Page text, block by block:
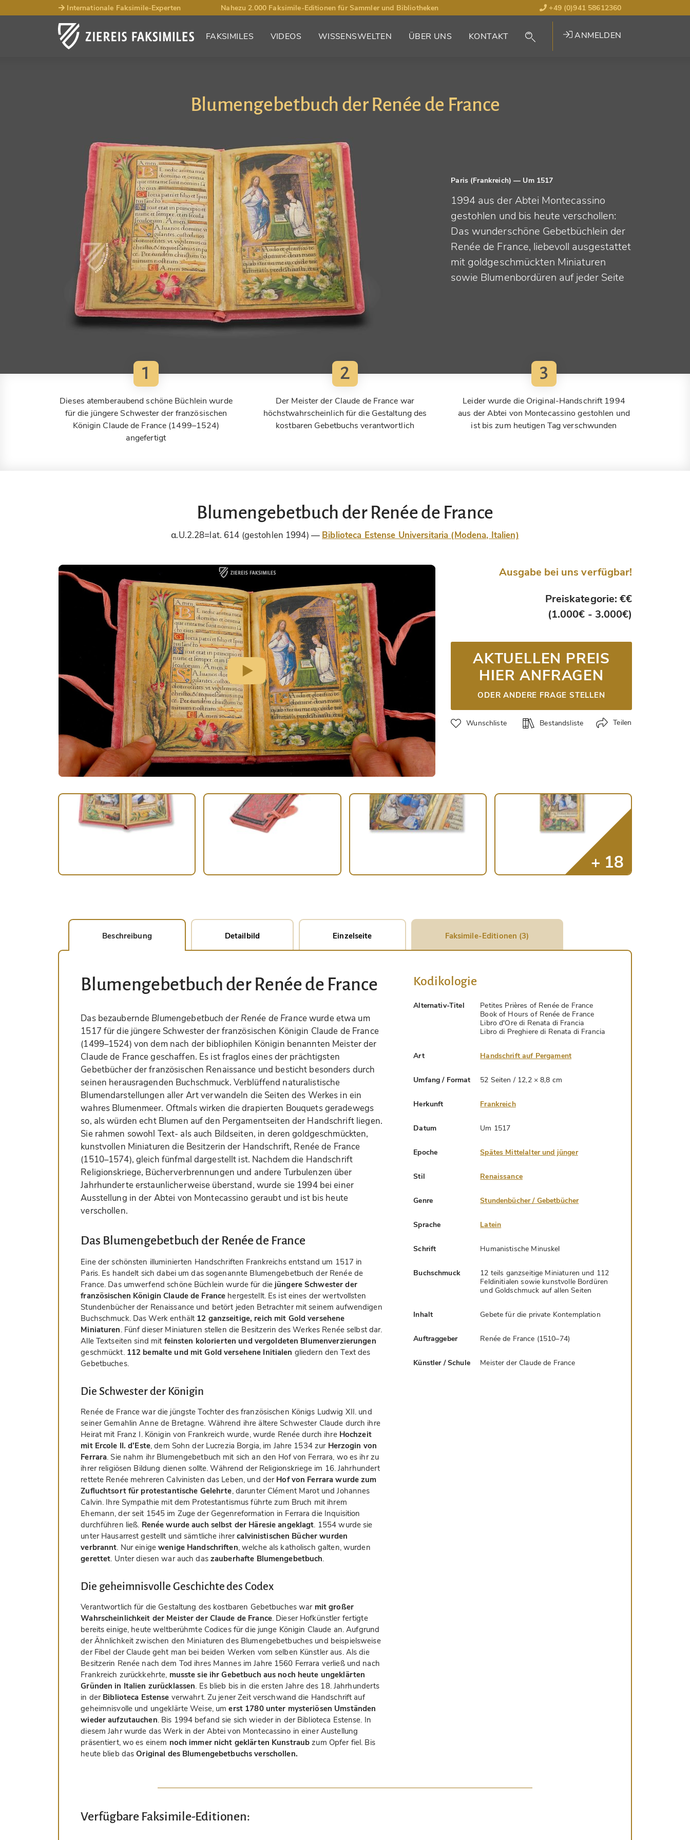
Internationale Faksimile-Experten Nahezu 2.000 Faksimile-Editionen für Sammler und Bibliotheken +49 (0)941 58612360
FAKSIMILES VIDEOS WISSENSWELTEN ÜBER UNS KONTAKT ANMELDEN
Blumengebetbuch der Renée de France
Paris (Frankreich)— Um 1517
1994 aus der Abtei Montecassino
gestohlen und bis heute verschollen:
Das wunderschöne Gebetbüchlein der
Renée de France, liebevoll ausgestattet
mit goldgeschmückten Miniaturen
sowie Blumenbordüren auf jeder Seite
1
Dieses atemberaubend schöne Büchlein wurde
für die jüngere Schwester der französischen
Königin Claude de France (1499–1524)
angefertigt
2
Der Meister der Claude de France war
höchstwahrscheinlich für die Gestaltung des
kostbaren Gebetbuchs verantwortlich
3
Leider wurde die Original-Handschrift 1994
aus der Abtei von Montecassino gestohlen und
ist bis zum heutigen Tag verschwunden
Blumengebetbuch der Renée de France
α.U.2.28=lat. 614 (gestohlen 1994) Biblioteca Estense Universitaria (Modena, Italien)
Ausgabe bei uns verfügbar!
Preiskategorie: €€
(1.000€ - 3.000€)
AKTUELLEN PREIS
HIER ANFRAGEN
ODER ANDERE FRAGE STELLEN
Wunschliste Bestandsliste Teilen
Beschreibung Detailbild Einzelseite Faksimile-Editionen (3)
Blumengebetbuch der Renée de France
Das bezaubernde Blumengebetbuch der Renée de Francewurde etwa um
1517 für die jüngere Schwester der französischen Königin Claude de France
(1499–1524) von dem nach der bibliophilen Königin benannten Meister der
Claude de France geschaffen. Es ist fraglos eines der prächtigsten
Gebetbücher der französischen Renaissance und besticht besonders durch
seinen herausragenden Buchschmuck. Verblüffend naturalistische
Blumendarstellungen aller Art verwandeln die Seiten des Werkes in ein
wahres Blumenmeer. Oftmals wirken die drapierten Bouquets geradewegs
so, als würden echt Blumen auf den Pergamentseiten der Handschrift liegen.
Sie rahmen sowohl Text- als auch Bildseiten, in deren goldgeschmückten,
kunstvollen Miniaturen die Besitzerin der Handschrift, Renée de France
(1510–1574), gleich fünfmal dargestellt ist. Nachdem die Handschrift
Religionskriege, Bücherverbrennungen und andere Turbulenzen über
Jahrhunderte erstaunlicherweise überstand, wurde sie 1994 bei einer
Ausstellung in der Abtei von Montecassino geraubt und ist bis heute
verschollen.
Das Blumengebetbuch der Renée de France
Eine der schönsten illuminierten Handschriften Frankreichs entstand um 1517 in
Paris. Es handelt sich dabei um das sogenannte Blumengebetbuch der Renée de
France. Das umwerfend schöne Büchlein wurde für diejüngere Schwester der
französischen Königin Claude de France hergestellt. Es ist eines der wertvollsten
Stundenbücher der Renaissance und betört jeden Betrachter mit seinem aufwendigen
Buchschmuck. Das Werk enthält 12 ganzseitige, reich mit Gold versehene
Miniaturen. Fünf dieser Miniaturen stellen die Besitzerin des Werkes Renée selbst dar.
Alle Textseiten sind mit feinsten kolorierten und vergoldeten Blumenverzierungen
geschmückt. 112 bemalte und mit Gold versehene Initialen gliedern den Text des
Gebetbuches.
Die Schwester der Königin
Renée de France war die jüngste Tochter des französischen Königs Ludwig XII. und
seiner Gemahlin Anne de Bretagne. Während ihre ältere Schwester Claude durch ihre
Heirat mit Franz I. Königin von Frankreich wurde, wurde Renée durch ihre Hochzeit
mit Ercole II. d’Este, dem Sohn der Lucrezia Borgia, im Jahre 1534 zur Herzogin von
Ferrara. Sie nahm ihr Blumengebetbuch mit sich an den Hof von Ferrara, wo es ihr zu
ihrer religiösen Bildung dienen sollte. Während der Religionskriege im 16. Jahrhundert
rettete Renée mehreren Calvinisten das Leben, und der Hof von Ferrara wurde zum
Zufluchtsort für protestantische Gelehrte, darunter Clément Marot und Johannes
Calvin. Ihre Sympathie mit dem Protestantismus führte zum Bruch mit ihrem
Ehemann, der seit 1545 im Zuge der Gegenreformation in Ferrara die Inquisition
durchführen ließ. Renée wurde auch selbst der Häresie angeklagt. 1554 wurde sie
unter Hausarrest gestellt und sämtliche ihrercalvinistischen Bücher wurden
verbrannt. Nur einigewenige Handschriften, welche als katholisch galten, wurden
gerettet. Unter diesen war auch das zauberhafte Blumengebetbuch.
Die geheimnisvolle Geschichte des Codex
Verantwortlich für die Gestaltung des kostbaren Gebetbuches war mit großer
Wahrscheinlichkeit der Meister der Claude de France. Dieser Hofkünstler fertigte
bereits einige, heute weltberühmte Codices für die junge Königin Claude an. Aufgrund
der Ähnlichkeit zwischen den Miniaturen des Blumengebetbuches und beispielsweise
der Fibel der Claude geht man bei beiden Werken vom selben Künstler aus. Als die
Besitzerin Renée nach dem Tod ihres Mannes im Jahre 1560 Ferrara verließ und nach
Frankreich zurückkehrte, musste sie ihr Gebetbuch aus noch heute ungeklärten
Gründen in Italien zurücklassen. Es blieb bis in die ersten Jahre des 18. Jahrhunderts
in der Biblioteca Estense verwahrt. Zu jener Zeit verschwand die Handschrift auf
geheimnisvolle und ungeklärte Weise, umerst 1780 unter mysteriösen Umständen
wieder aufzutauchen. Bis 1994 befand sie sich wieder in der Biblioteca Estense. In
diesem Jahr wurde das Werk in der Abtei von Montecassino in einer Austellung
präsentiert, wo es einem noch immer nicht geklärten Kunstraub zum Opfer fiel. Bis
heute blieb dasOriginal des Blumengebetbuchs verschollen.
Kodikologie
Alternativ-Titel
Petites Prières of Renée de France
Book of Hours of Renée de France
Libro d'Ore di Renata di Francia
Libro di Preghiere di Renata di Francia
Art Handschrift auf Pergament
Umfang / Format 52 Seiten / 12,2 × 8,8 cm
Herkunft Frankreich
Datum Um 1517
Epoche Spätes Mittelalter und jünger
Stil Renaissance
Genre Stundenbücher / Gebetbücher
Sprache Latein
Schrift Humanistische Minuskel
Buchschmuck
12 teils ganzseitige Miniaturen und 112
Feldinitialen sowie kunstvolle Bordüren
und Goldschmuck auf allen Seiten
Inhalt Gebete für die private Kontemplation
Auftraggeber Renée de France (1510–74)
Künstler / Schule Meister der Claude de France
Verfügbare Faksimile-Editionen: